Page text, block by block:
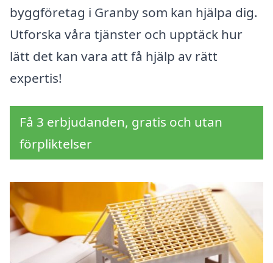
byggföretag i Granby som kan hjälpa dig.
Utforska våra tjänster och upptäck hur
lätt det kan vara att få hjälp av rätt
expertis!
Få 3 erbjudanden, gratis och utan
förpliktelser